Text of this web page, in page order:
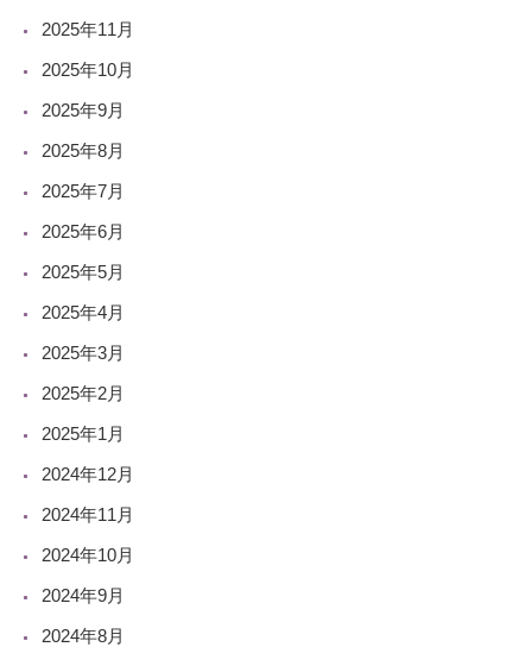
2025年11月
2025年10月
2025年9月
2025年8月
2025年7月
2025年6月
2025年5月
2025年4月
2025年3月
2025年2月
2025年1月
2024年12月
2024年11月
2024年10月
2024年9月
2024年8月